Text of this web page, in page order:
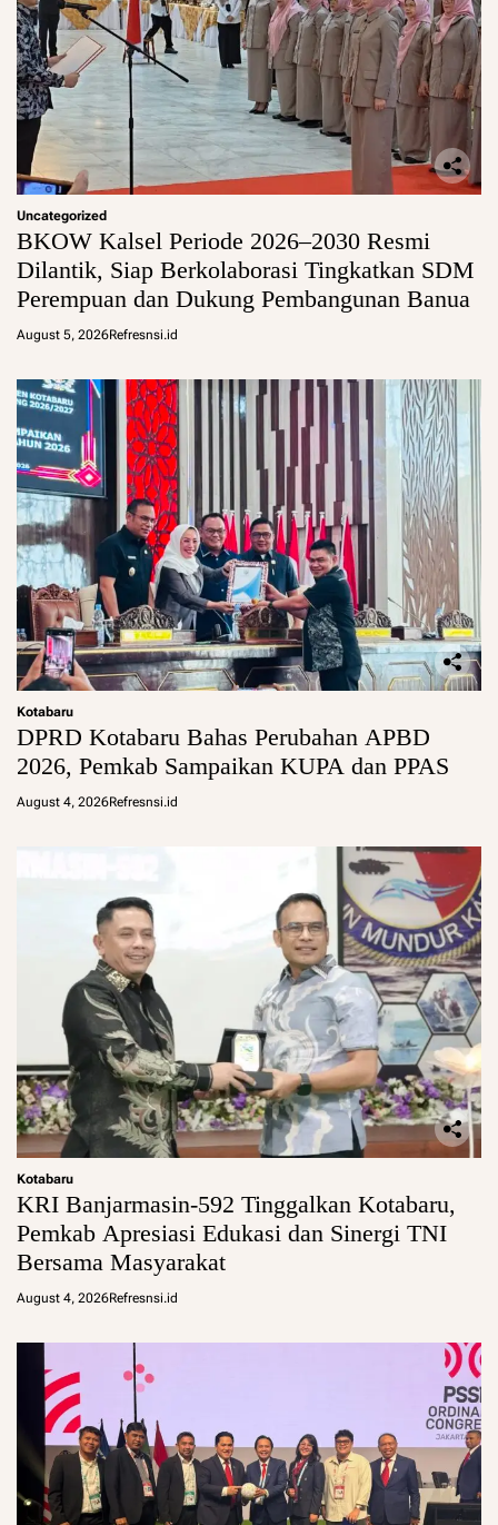
Uncategorized
BKOW Kalsel Periode 2026–2030 Resmi
Dilantik, Siap Berkolaborasi Tingkatkan SDM
Perempuan dan Dukung Pembangunan Banua
August 5, 2026Refresnsi.id
Kotabaru
DPRD Kotabaru Bahas Perubahan APBD
2026, Pemkab Sampaikan KUPA dan PPAS
August 4, 2026Refresnsi.id
Kotabaru
KRI Banjarmasin-592 Tinggalkan Kotabaru,
Pemkab Apresiasi Edukasi dan Sinergi TNI
Bersama Masyarakat
August 4, 2026Refresnsi.id